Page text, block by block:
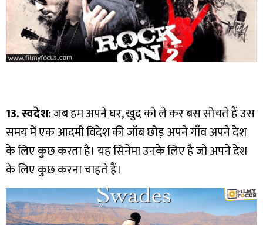
13. स्वदेश: जब हम अपने घर, खुद को ले कर बस सोचते हैं उस
समय में एक आदमी विदेश की जॉब छोड़ अपने गाँव अपने देश
के लिए कुछ करता है। यह सिनेमा उनके लिए है जो अपने देश
के लिए कुछ करना चाहते हैं।